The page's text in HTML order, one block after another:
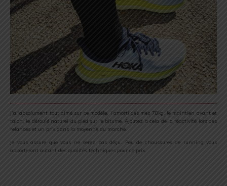
J’ai absolument tout aimé sur ce modèle, l’amorti des mes 78kg, le maintien avant et
talon, le déroulé naturel du pied sur le bitume. Ajoutez à cela de la réactivité lors des
relances et un prix dans la moyenne du marché.
Je vous assure que vous ne serez pas déçu. Peu de chaussures de running vous
apporteront autant des qualités techniques pour ce prix.